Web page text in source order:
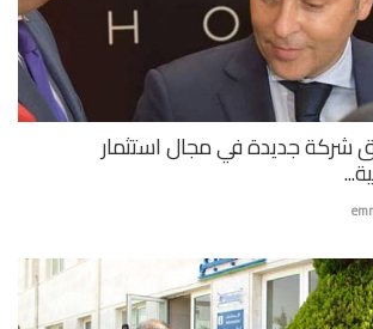
جديدة في مجال استثمار